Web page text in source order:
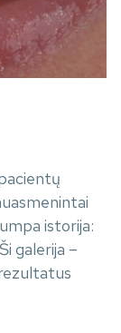
istorija:
galerija –